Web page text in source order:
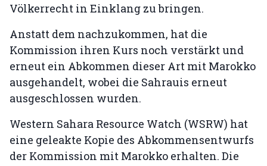
Völkerrecht in Einklang zu bringen.
Anstatt dem nachzukommen, hat die
Kommission ihren Kurs noch verstärkt und
erneut ein Abkommen dieser Art mit Marokko
ausgehandelt, wobei die Sahrauis erneut
ausgeschlossen wurden.
Western Sahara Resource Watch (WSRW) hat
eine geleakte Kopie des Abkommensentwurfs
der Kommission mit Marokko erhalten. Die